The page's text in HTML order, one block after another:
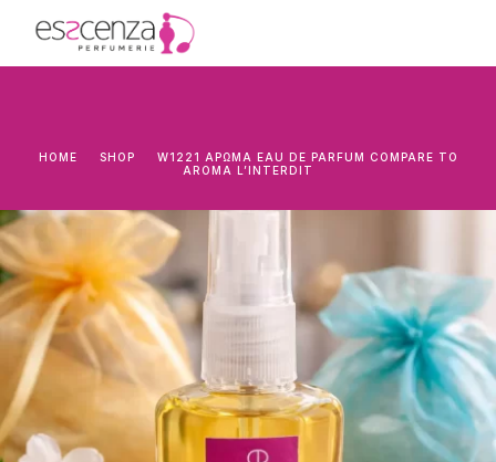
HOME SHOP
W1221 ΆΡΩΜΑ EAU DE PARFUM COMPARE TO
AROMA L’INTERDIT